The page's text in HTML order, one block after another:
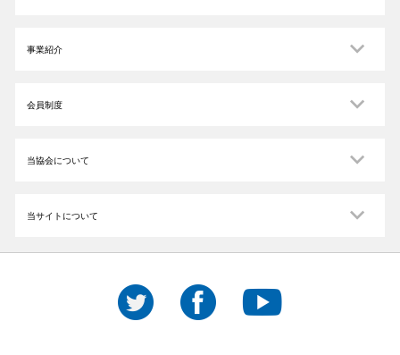
事業紹介
会員制度
当協会について
当サイトについて